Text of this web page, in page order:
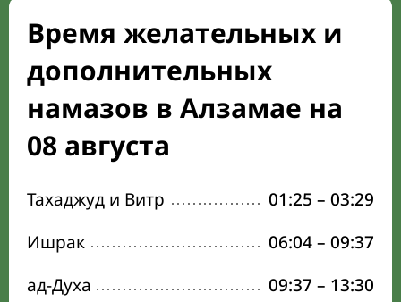
Время желательных и
дополнительных
намазов в Алзамае на
08 августа
Тахаджуд и Витр 01:25 – 03:29
Ишрак
06:04– 09:37
ад-Духа
09:37 – 13:30